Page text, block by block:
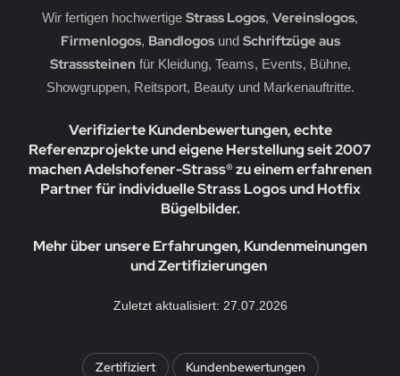
Wir fertigen hochwertige Strass Logos, Vereinslogos,
Firmenlogos, Bandlogosund Schriftzüge aus
Strasssteinen für Kleidung, Teams, Events, Bühne,
Showgruppen, Reitsport, Beauty und Markenauftritte.
Verifizierte Kundenbewertungen, echte
Referenzprojekte und eigene Herstellung seit 2007
machen Adelshofener-Strass® zu einem erfahrenen
Partner für individuelle Strass Logos und Hotfix
Bügelbilder.
Mehr über unsere Erfahrungen, Kundenmeinungen
und Zertifizierungen
Zuletzt aktualisiert: 27.07.2026
Zertifiziert
Kundenbewertungen
Städte Strassbügelbilder Motive
& Hobby – Strass Bügelbilder und Motive
– Strass Bügelbilder und Motive
Bügelbilder & Hotfix Applikationen zum
| Adelshofener-Strass®
– Strass Bügelbilder & Motive
Skull – Strass Bügelbilder & Applikationen